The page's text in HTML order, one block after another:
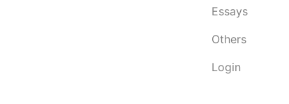
Essays
Others
Login